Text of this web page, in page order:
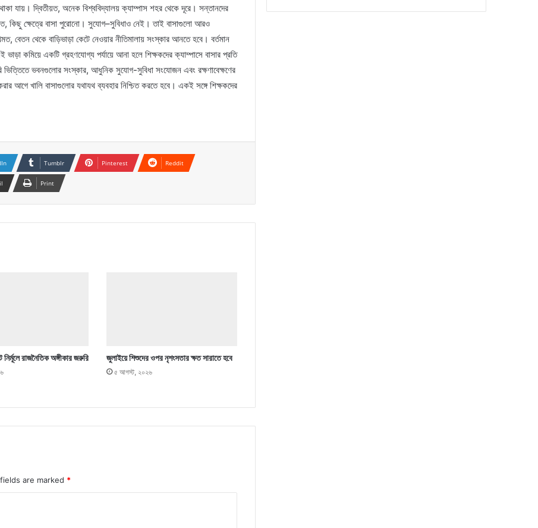
যায়। দ্বিতীয়ত, অনেক বিশ্ববিদ্যালয় ক্যাম্পাস শহর থেকে দূরে। সন্তানদের
কিছু ক্ষেত্রে বাসা পুরোনো। সুযোগ–সুবিধাও নেই। তাই বাসাগুলো আরও
বেতন থেকে বাড়িভাড়া কেটে নেওয়ার নীতিমালায় সংস্কার আনতে হবে। বর্তমান
ভাড়া কমিয়ে একটি গ্রহণযোগ্য পর্যায়ে আনা হলে শিক্ষকদের ক্যাম্পাসে বাসার প্রতি
ভবনগুলোর সংস্কার, আধুনিক সুযোগ-সুবিধা সংযোজন এবং রক্ষণাবেক্ষণের
আগে খালি বাসাগুলোর যথাযথ ব্যবহার নিশ্চিত করতে হবে। একই সঙ্গে শিক্ষকদের
Tumblr Pinterest Reddit
Print
নির্মূলে রাজনৈতিক অঙ্গীকার জরুরি জুলাইয়ে শিশুদের ওপর নৃশংসতার ক্ষত সারাতে হবে
৫ আগস্ট, ২০২৬
are marked *